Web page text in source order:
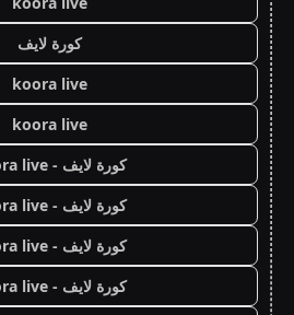
كورة لايف
koora live
koora live
كورة لايف - koora live
كورة لايف - koora live
كورة لايف - koora live
كورة لايف - koora live